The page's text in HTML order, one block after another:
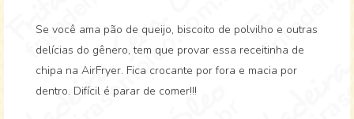
Se você ama pão de queijo, biscoito de polvilho e outras
delícias do gênero, tem que provar essa receitinha de
chipa na AirFryer. Fica crocante por fora e macia por
dentro. Difícil é parar de comer!!!